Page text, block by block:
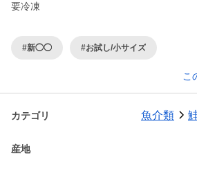
要冷凍
#新◯◯ #お試し/小サイズ
こ
カテゴリ 魚介類
産地